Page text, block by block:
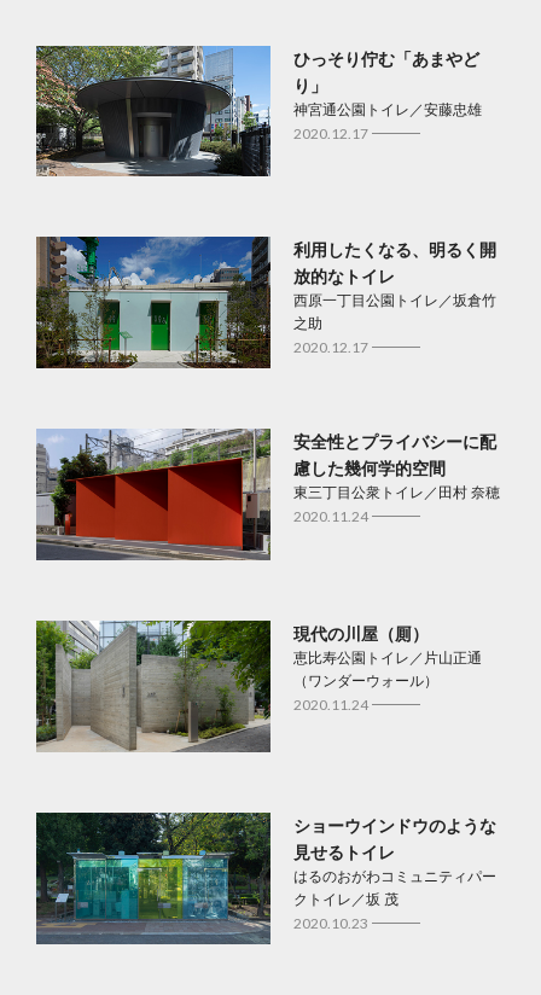
ひっそり佇む「あまやど
り」
神宮通公園トイレ／安藤忠雄
2020.12.17
利用したくなる、明るく開
放的なトイレ
西原一丁目公園トイレ／坂倉竹
之助
2020.12.17
安全性とプライバシーに配
慮した幾何学的空間
東三丁目公衆トイレ／田村 奈穂
2020.11.24
現代の川屋（厠）
恵比寿公園トイレ／片山正通
（ワンダーウォール）
2020.11.24
ショーウインドウのような
見せるトイレ
はるのおがわコミュニティパー
クトイレ／坂 茂
2020.10.23